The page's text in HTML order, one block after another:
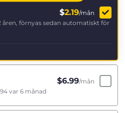
$2.19/mån
åren, förnyas sedan automatiskt för
$6.99/mån
var 6 månad